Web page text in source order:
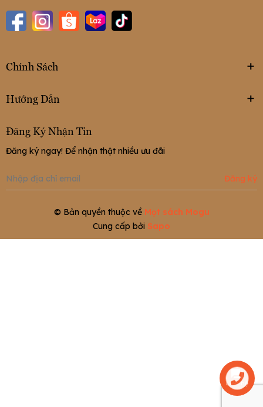
Chính Sách
Hướng Dẫn
Đăng Ký Nhận Tin
Đăng ký ngay! Để nhận thật nhiều ưu đãi
Đăng ký
© Bản quyền thuộc về Mọt sách Mogu
Cung cấp bởi Sapo
Liên hệ